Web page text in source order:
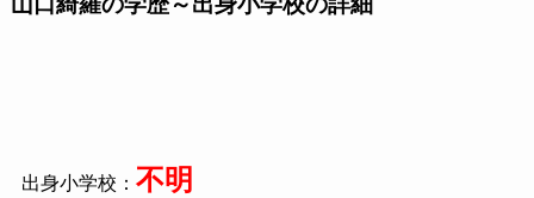
出身小学校： 不明